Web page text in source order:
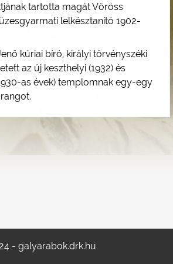
tartotta magát Vöröss
lelkésztanító 1902-
kúriai bíró, királyi törvényszéki
az új keszthelyi (1932) és
as évek) templomnak egy-egy
- galyarabok.drk.hu